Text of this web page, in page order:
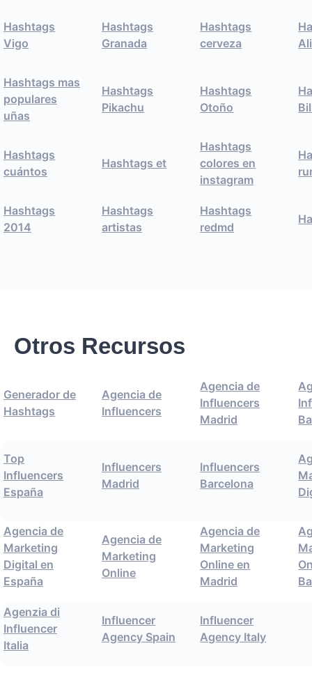
Hashtags
Vigo
Hashtags
Granada
Hashtags
cerveza
Hashtags mas
populares
uñas
Hashtags
Pikachu
Hashtags
Otoño
Hashtags
cuántos
Hashtags et
Hashtags
colores en
instagram
Hashtags
2014
Hashtags
artistas
Hashtags
redmd
Otros Recursos
Generador de
Hashtags
Agencia de
Influencers
Agencia de
Influencers
Madrid
Top
Influencers
España
Influencers
Madrid
Influencers
Barcelona
Agencia de
Marketing
Digital en
España
Agencia de
Marketing
Online
Agencia de
Marketing
Online en
Madrid
Agenzia di
Influencer
Italia
Influencer
Agency Spain
Influencer
Agency Italy